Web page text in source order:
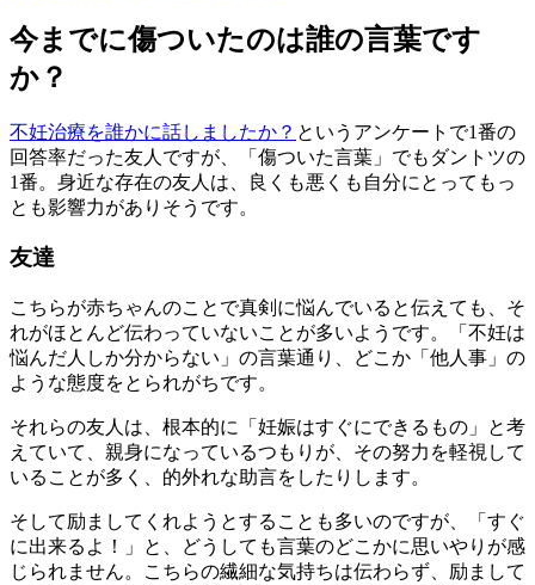
今までに傷ついたのは誰の言葉です
か？
不妊治療を誰かに話しましたか？ というアンケートで1番の
回答率だった友人ですが、「傷ついた言葉」でもダントツの
1番。身近な存在の友人は、良くも悪くも自分にとってもっ
とも影響力がありそうです。
友達
こちらが赤ちゃんのことで真剣に悩んでいると伝えても、そ
れがほとんど伝わっていないことが多いようです。「不妊は
悩んだ人しか分からない」の言葉通り、どこか「他人事」の
ような態度をとられがちです。
それらの友人は、根本的に「妊娠はすぐにできるもの」と考
えていて、親身になっているつもりが、その努力を軽視して
いることが多く、的外れな助言をしたりします。
そして励ましてくれようとすることも多いのですが、「すぐ
に出来るよ！」と、どうしても言葉のどこかに思いやりが感
じられません。こちらの繊細な気持ちは伝わらず、励まして